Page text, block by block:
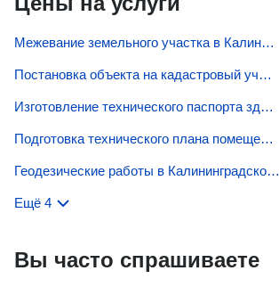
Межевание земельного участка в Калининградской области
Постановка объекта на кадастровый учет в Калининградской области
Изготовление технического паспорта здания в Калининградской области
Подготовка технического плана помещения в Калининградской области
Геодезические работы в Калининградской области
Ещё 4
Вы часто спрашиваете